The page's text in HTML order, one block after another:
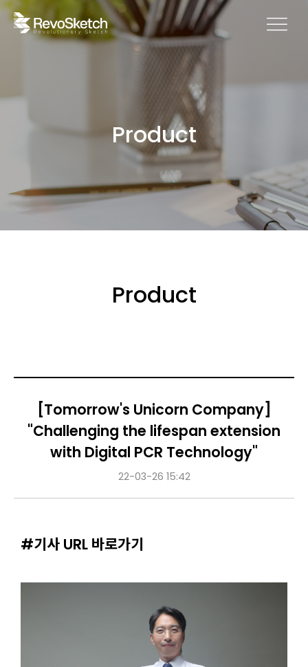
Product
Product
[Tomorrow's Unicorn Company]
"Challenging the lifespan extension
with Digital PCR Technology"
22-03-26 15:42
#기사 URL 바로가기
Content